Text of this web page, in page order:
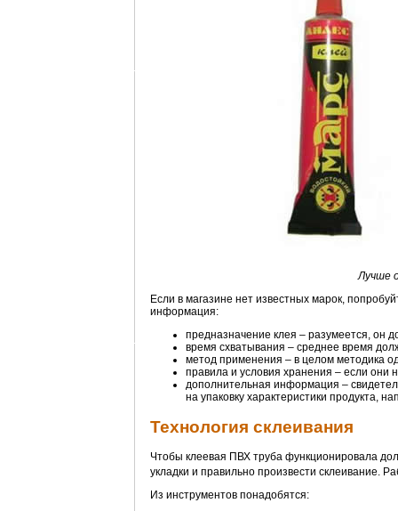
Лучше
Если в магазине нет известных марок,
информация:
предназначение клея – разумеется, он
время схватывания – среднее время
метод применения – в целом методика
правила и условия хранения – если они
дополнительная информация –
на упаковку характеристики продукта,
Технология склеивания
Чтобы клеевая ПВХ труба функционировала
укладки и правильно произвести склеивание.
Из инструментов понадобятся: